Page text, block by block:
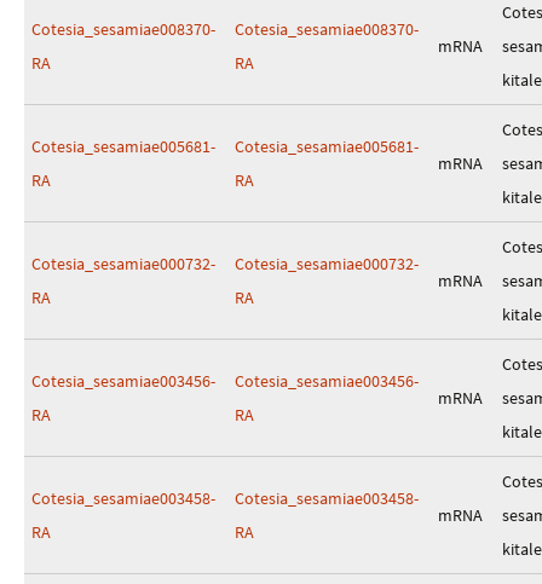
Cotesia_sesamiae008370-
RA
Cotesia_sesamiae008370-
RA
mRNA
kitale
Cotesia_sesamiae005681-
RA
Cotesia_sesamiae005681-
RA
mRNA
kitale
Cotesia_sesamiae000732-
RA
Cotesia_sesamiae000732-
RA
mRNA
kitale
Cotesia_sesamiae003456-
RA
Cotesia_sesamiae003456-
RA
mRNA
kitale
Cotesia_sesamiae003458-
RA
Cotesia_sesamiae003458-
RA
mRNA
kitale